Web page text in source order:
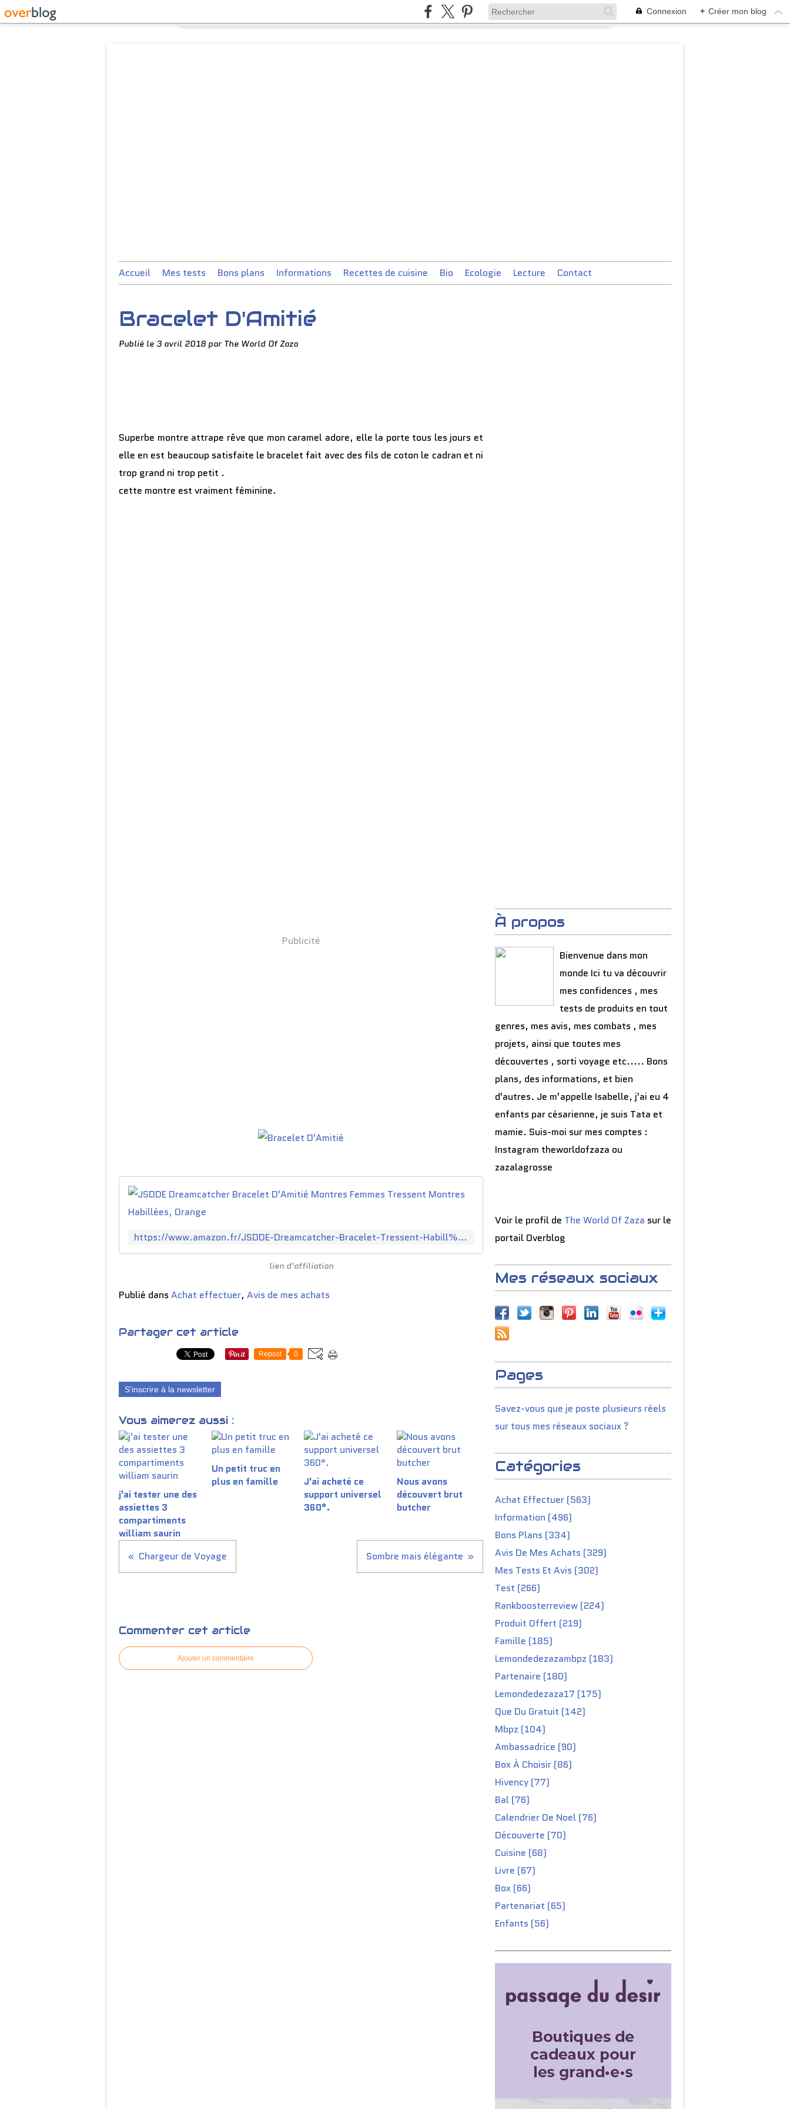
Connexion + Créer mon blog
Accueil Mes tests Bons plans Informations Recettes de cuisine Bio Ecologie Lecture Contact
Bracelet D'Amitié
Publié le 3 avril 2018 par The World Of Zaza
Superbe montre attrape rêve que mon caramel adore, elle la porte tous les jours et
elle en est beaucoup satisfaite le bracelet fait avec des fils de coton le cadran et ni
trop grand ni trop petit .
cette montre est vraiment féminine.
Publicité
https://www.amazon.fr/JSDDE-Dreamcatcher-Bracelet-Tressent-Habill%C3%A9es/dp/B014XLCHE8
lien d'affiliation
Publié dans Achat effectuer, Avis de mes achats
Partager cet article
Repost 0
S'inscrire à la newsletter
Vous aimerez aussi :
j'ai tester une des
assiettes 3
compartiments
william saurin
Un petit truc en
plus en famille
J'ai acheté ce
support universel
360°.
Nous avons
découvert brut
butcher
Chargeur de Voyage Sombre mais élégante
Commenter cet article
Ajouter un commentaire
À propos
Bienvenue dans mon
monde Ici tu va découvrir
mes confidences , mes
tests de produits en tout
genres, mes avis, mes combats , mes
projets, ainsi que toutes mes
découvertes , sorti voyage etc..... Bons
plans, des informations, et bien
d'autres. Je m’appelle Isabelle, j'ai eu 4
enfants par césarienne, je suis Tata et
mamie. Suis-moi sur mes comptes :
Instagram theworldofzaza ou
zazalagrosse
Voir le profil de The World Of Zaza sur le
portail Overblog
Mes réseaux sociaux
Pages
Savez-vous que je poste plusieurs réels
sur tous mes réseaux sociaux ?
Catégories
Achat Effectuer (563)
Information (496)
Bons Plans (334)
Avis De Mes Achats (329)
Mes Tests Et Avis (302)
Test (266)
Rankboosterreview (224)
Produit Offert (219)
Famille (185)
Lemondedezazambpz (183)
Partenaire (180)
Lemondedezaza17 (175)
Que Du Gratuit (142)
Mbpz (104)
Ambassadrice (90)
Box À Choisir (86)
Hivency (77)
Bal (76)
Calendrier De Noel (76)
Découverte (70)
Cuisine (68)
Livre (67)
Box (66)
Partenariat (65)
Enfants (56)